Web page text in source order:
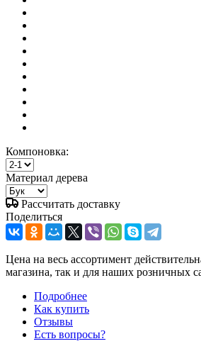
Компоновка:
Материал дерева
Рассчитать доставку
Поделиться
Цена на весь ассортимент
магазина, так и для наших розничных
Подробнее
Как купить
Отзывы
Есть вопросы?